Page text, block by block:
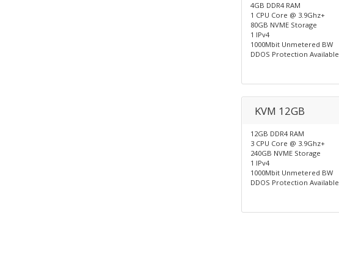
4GB DDR4 RAM
1 CPU Core @ 3.9Ghz+
80GB NVME Storage
1 IPv4
1000Mbit Unmetered BW
DDOS Protection Available
KVM 12GB
12GB DDR4 RAM
3 CPU Core @ 3.9Ghz+
240GB NVME Storage
1 IPv4
1000Mbit Unmetered BW
DDOS Protection Available